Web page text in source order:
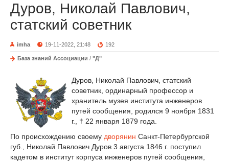
Дуров, Николай Павлович,
статский советник
imha 19-11-2022, 21:48 192
База знаний Ассоциации / "Д"
Дуров, Николай Павлович, статский
советник, ординарный профессор и
хранитель музея института инженеров
путей сообщения, родился 9 ноября 1831
г., † 22 января 1879 года.
По происхождению своему дворянин Санкт-Петербургской
губ., Николай Павлович Дуров 3 августа 1846 г. поступил
кадетом в институт корпуса инженеров путей сообщения,